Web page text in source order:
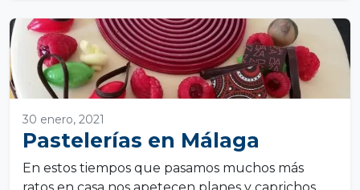
30 enero, 2021
Pastelerías en Málaga
En estos tiempos que pasamos muchos más
ratos en casa nos apetecen planes y caprichos